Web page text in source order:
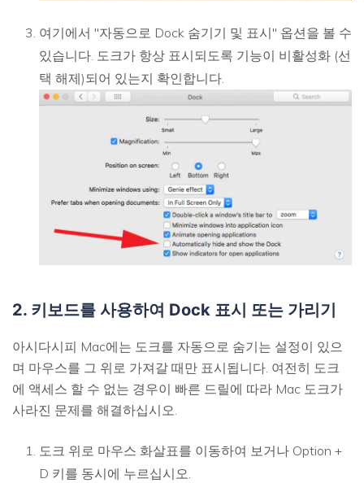
여기에서 "자동으로 Dock 숨기기 및 표시" 옵션을 볼 수
있습니다. 도크가 항상 표시되도록 기능이 비활성화 (선
택 해제)되어 있는지 확인합니다.
2. 키보드를 사용하여 Dock 표시 또는 가리기
아시다시피 Mac에는 도크를 자동으로 숨기는 설정이 있으
며 마우스를 그 위로 가져갈 때만 표시됩니다. 여전히 도크
에 액세스 할 수 없는 경우이 빠른 드릴에 따라 Mac 도크가
사라진 문제를 해결하십시오.
도크 위로 마우스 화살표를 이동하여 보거나 Option +
D 키를 동시에 누르십시오.